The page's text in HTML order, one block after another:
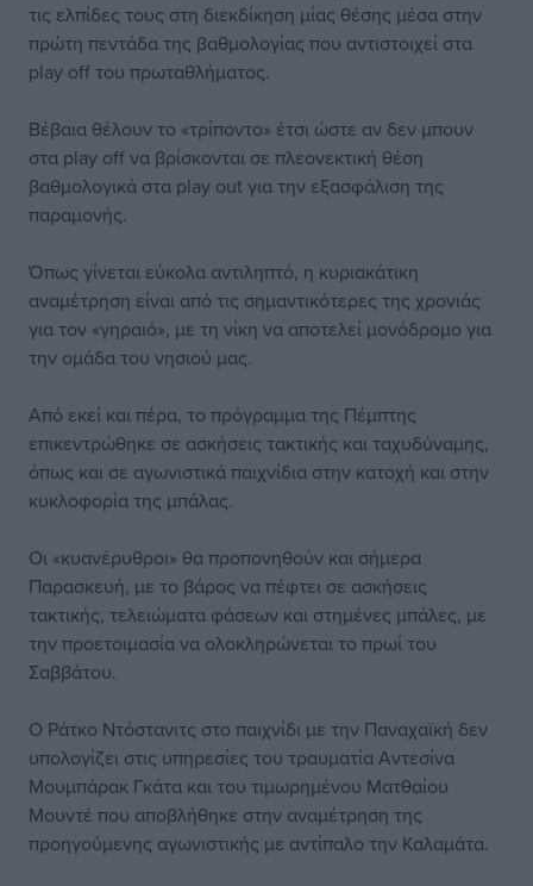
τις ελπίδες τους στη διεκδίκηση μίας θέσης μέσα στην
πρώτη πεντάδα της βαθμολογίας που αντιστοιχεί στα
play off του πρωταθλήματος.
Βέβαια θέλουν το «τρίποντο» έτσι ώστε αν δεν μπουν
στα play off να βρίσκονται σε πλεονεκτική θέση
βαθμολογικά στα play out για την εξασφάλιση της
παραμονής.
Όπως γίνεται εύκολα αντιληπτό, η κυριακάτικη
αναμέτρηση είναι από τις σημαντικότερες της χρονιάς
για τον «γηραιό», με τη νίκη να αποτελεί μονόδρομο για
την ομάδα του νησιού μας.
Από εκεί και πέρα, το πρόγραμμα της Πέμπτης
επικεντρώθηκε σε ασκήσεις τακτικής και ταχυδύναμης,
όπως και σε αγωνιστικά παιχνίδια στην κατοχή και στην
κυκλοφορία της μπάλας.
Οι «κυανέρυθροι» θα προπονηθούν και σήμερα
Παρασκευή, με το βάρος να πέφτει σε ασκήσεις
τακτικής, τελειώματα φάσεων και στημένες μπάλες, με
την προετοιμασία να ολοκληρώνεται το πρωί του
Σαββάτου.
Ο Ράτκο Ντόστανιτς στο παιχνίδι με την Παναχαϊκή δεν
υπολογίζει στις υπηρεσίες του τραυματία Αντεσίνα
Μουμπάρακ Γκάτα και του τιμωρημένου Ματθαίου
Μουντέ που αποβλήθηκε στην αναμέτρηση της
προηγούμενης αγωνιστικής με αντίπαλο την Καλαμάτα.